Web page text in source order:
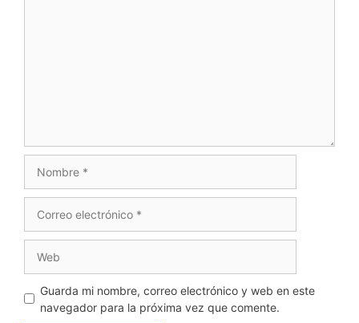
Guarda mi nombre, correo electrónico y web en este
navegador para la próxima vez que comente.